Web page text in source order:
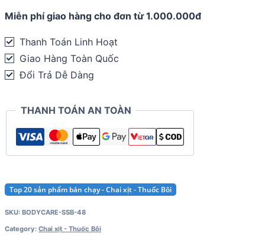
Miễn phí giao hàng cho đơn từ 1.000.000đ
Thanh Toán Linh Hoạt
Giao Hàng Toàn Quốc
Đổi Trả Dễ Dàng
THANH TOÁN AN TOÀN
Top 20 sản phẩm bán chạy - Chai xịt - Thuốc Bôi
SKU: BODYCARE-SSB-48
Category: Chai xịt - Thuốc Bôi